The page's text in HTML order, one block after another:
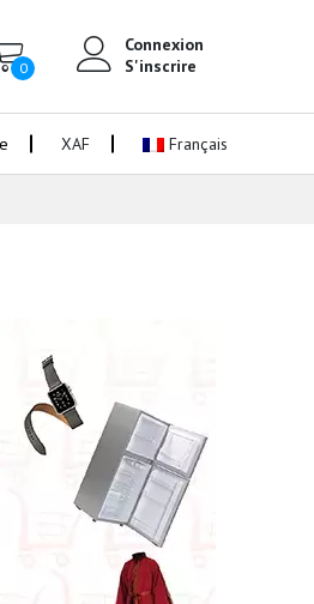
0
Connexion
S'inscrire
XAF Français